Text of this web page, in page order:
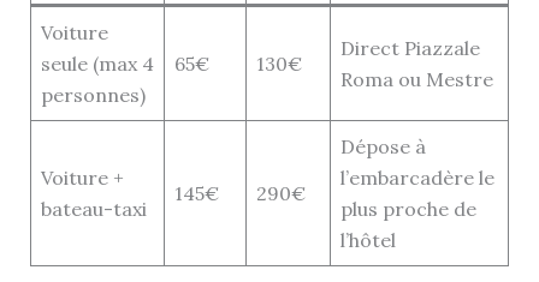
Voiture
seule (max 4
personnes)
65€ 130€
Direct Piazzale
Roma ou Mestre
Voiture +
bateau-taxi
145€ 290€
Dépose à
l’embarcadère le
plus proche de
l’hôtel